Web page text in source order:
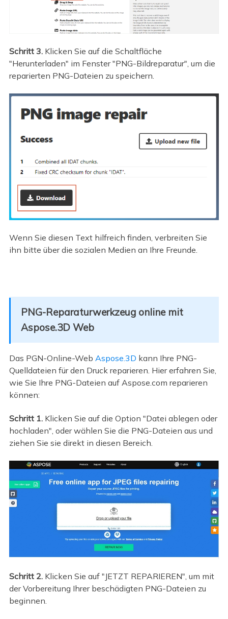
Schritt 3.Klicken Sie auf die Schaltfläche
"Herunterladen" im Fenster "PNG-Bildreparatur", um die
reparierten PNG-Dateien zu speichern.
Wenn Sie diesen Text hilfreich finden, verbreiten Sie
ihn bitte über die sozialen Medien an Ihre Freunde.
PNG-Reparaturwerkzeug online mit
Aspose.3D Web
Das PGN-Online-Web Aspose.3D kann Ihre PNG-
Quelldateien für den Druck reparieren. Hier erfahren Sie,
wie Sie Ihre PNG-Dateien auf Aspose.com reparieren
können:
Schritt 1.Klicken Sie auf die Option "Datei ablegen oder
hochladen", oder wählen Sie die PNG-Dateien aus und
ziehen Sie sie direkt in diesen Bereich.
Schritt 2. Klicken Sie auf "JETZT REPARIEREN", um mit
der Vorbereitung Ihrer beschädigten PNG-Dateien zu
beginnen.